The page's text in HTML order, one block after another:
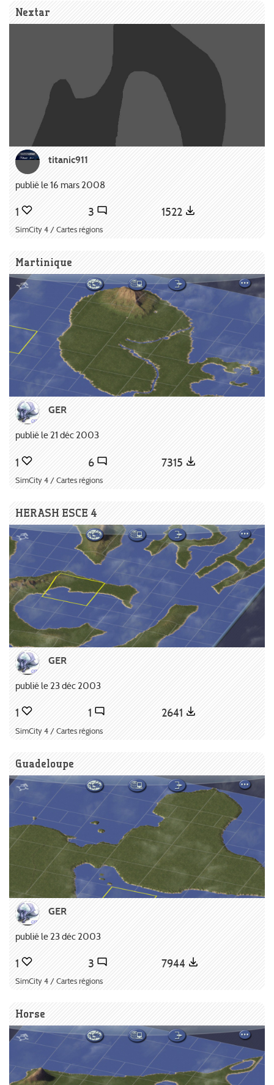
Nextar
titanic911
publié le 16 mars 2008
1 3 1522
SimCity 4 / Cartes régions
Martinique
GER
publié le 21 déc 2003
1 6 7315
SimCity 4 / Cartes régions
HERASH ESCE 4
GER
publié le 23 déc 2003
1 1 2641
SimCity 4 / Cartes régions
Guadeloupe
GER
publié le 23 déc 2003
1 3 7944
SimCity 4 / Cartes régions
Horse